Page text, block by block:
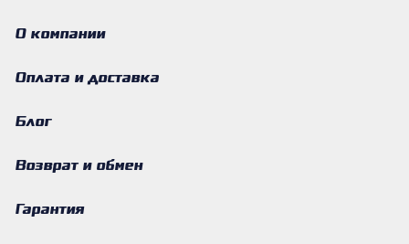
О компании
Оплата и доставка
Блог
Возврат и обмен
Гарантия